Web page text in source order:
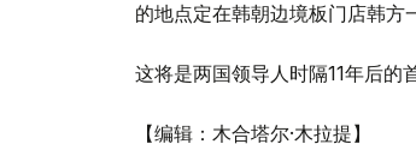
的地点定在韩朝边境板门店韩方
这将是两国领导人时隔11年后的
【编辑：木合塔尔·木拉提】